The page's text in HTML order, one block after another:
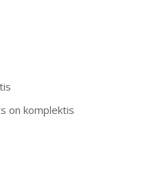
on komplektis